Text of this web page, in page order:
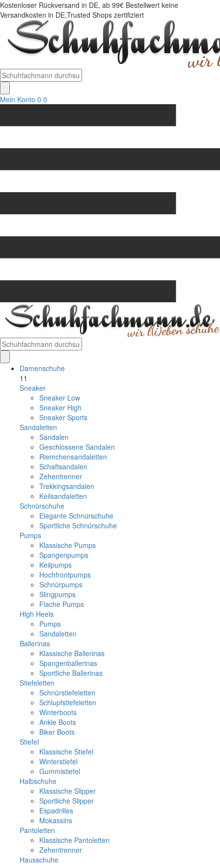
Kostenloser Rückversand in DE, ab 99€ Bestellwert keine
Versandkosten in DE,Trusted Shops zertifiziert
Mein Konto 0 0
Damenschuhe
11
Sneaker
Sneaker Low
Sneaker High
Sneaker Sports
Sandaletten
Sandalen
Geschlossene Sandalen
Riemchensandaletten
Schaftsandalen
Zehentrenner
Trekkingsandalen
Keilsandaletten
Schnürschuhe
Elegante Schnürschuhe
Sportliche Schnürschuhe
Pumps
Klassische Pumps
Spangenpumps
Keilpumps
Hochfrontpumps
Schnürpumps
Slingpumps
Flache Pumps
High Heels
Pumps
Sandaletten
Ballerinas
Klassische Ballerinas
Spangenballerinas
Sportliche Ballerinas
Stiefeletten
Schnürstiefeletten
Schlupfstiefeletten
Winterboots
Ankle Boots
Biker Boots
Stiefel
Klassische Stiefel
Winterstiefel
Gummistiefel
Halbschuhe
Klassische Slipper
Sportliche Slipper
Espadrilles
Mokassins
Pantoletten
Klassische Pantoletten
Zehentrenner
Hausschuhe